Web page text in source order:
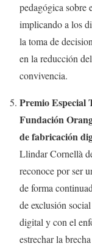
pedagógica sobre
implicando a los
la toma de
en la reducción
convivencia.
Premio Especial
Fundación
de fabricación
Llindar Cornellà
reconoce por ser
de forma
de exclusión
digital y con el
estrechar la